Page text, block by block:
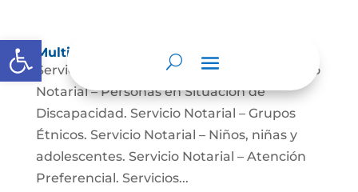
Abrir barra de herramientas
Multimedia
Servicio Notarial – Fuerzas Militares. Servicio
Notarial – Personas en Situación de
Discapacidad. Servicio Notarial – Grupos
Étnicos. Servicio Notarial – Niños, niñas y
adolescentes. Servicio Notarial – Atención
Preferencial. Servicios...